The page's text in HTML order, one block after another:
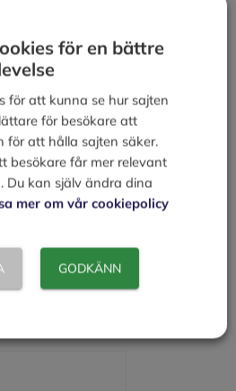
för en bättre
för att kunna se hur sajten
för besökare att
för att hålla sajten säker.
besökare får mer relevant
Du kan själv ändra dina
mer om vår cookiepolicy
GODKÄNN